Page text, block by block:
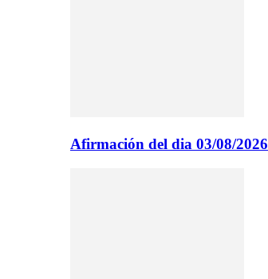
Afirmación del dia 03/08/2026